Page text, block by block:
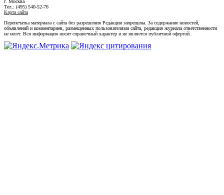
г. Москва
Тел.: (495) 540-52-76
Карта сайта
Перепечатка материала с сайта без разрешения Редакции запрещена. За содержание новостей,
объявлений и комментариев, размещенных пользователями сайта, редакция журнала ответственности
не несет. Вся информация носит справочный характер и не является публичной офертой.